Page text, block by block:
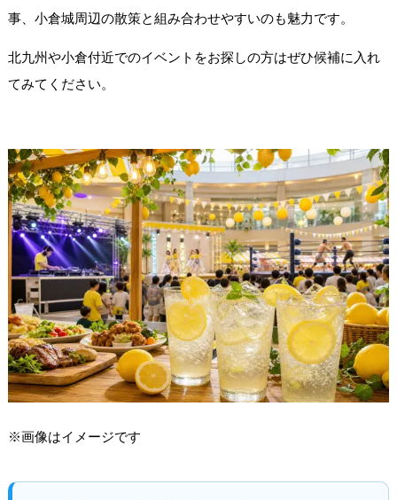
事、小倉城周辺の散策と組み合わせやすいのも魅力です。
北九州や小倉付近でのイベントをお探しの方はぜひ候補に入れ
てみてください。
※画像はイメージです